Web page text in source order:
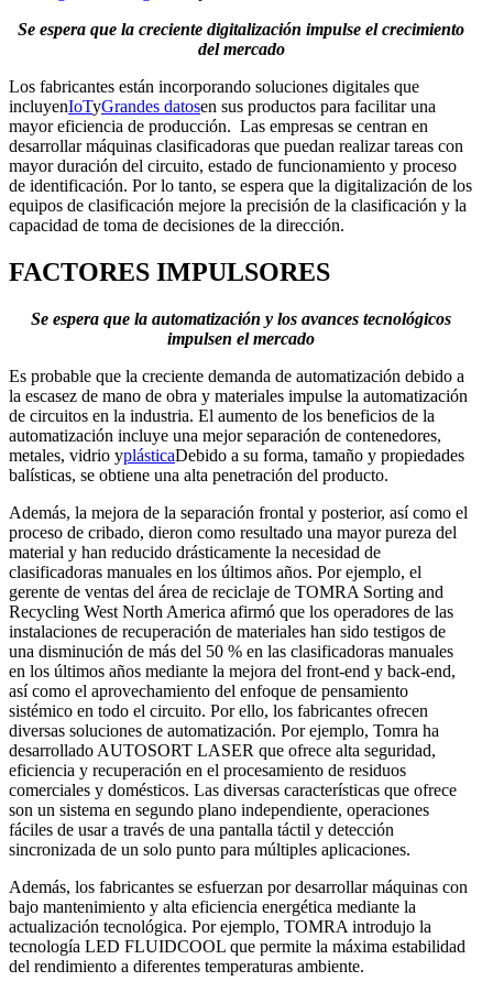
Se espera que la creciente digitalización impulse el crecimiento
del mercado
Los fabricantes están incorporando soluciones digitales que
incluyenIoTyGrandes datosen sus productos para facilitar una
mayor eficiencia de producción. Las empresas se centran en
desarrollar máquinas clasificadoras que puedan realizar tareas con
mayor duración del circuito, estado de funcionamiento y proceso
de identificación. Por lo tanto, se espera que la digitalización de los
equipos de clasificación mejore la precisión de la clasificación y la
capacidad de toma de decisiones de la dirección.
FACTORES IMPULSORES
Se espera que la automatización y los avances tecnológicos
impulsen el mercado
Es probable que la creciente demanda de automatización debido a
la escasez de mano de obra y materiales impulse la automatización
de circuitos en la industria. El aumento de los beneficios de la
automatización incluye una mejor separación de contenedores,
metales, vidrio yplásticaDebido a su forma, tamaño y propiedades
balísticas, se obtiene una alta penetración del producto.
Además, la mejora de la separación frontal y posterior, así como el
proceso de cribado, dieron como resultado una mayor pureza del
material y han reducido drásticamente la necesidad de
clasificadoras manuales en los últimos años. Por ejemplo, el
gerente de ventas del área de reciclaje de TOMRA Sorting and
Recycling West North America afirmó que los operadores de las
instalaciones de recuperación de materiales han sido testigos de
una disminución de más del 50 % en las clasificadoras manuales
en los últimos años mediante la mejora del front-end y back-end,
así como el aprovechamiento del enfoque de pensamiento
sistémico en todo el circuito. Por ello, los fabricantes ofrecen
diversas soluciones de automatización. Por ejemplo, Tomra ha
desarrollado AUTOSORT LASER que ofrece alta seguridad,
eficiencia y recuperación en el procesamiento de residuos
comerciales y domésticos. Las diversas características que ofrece
son un sistema en segundo plano independiente, operaciones
fáciles de usar a través de una pantalla táctil y detección
sincronizada de un solo punto para múltiples aplicaciones.
Además, los fabricantes se esfuerzan por desarrollar máquinas con
bajo mantenimiento y alta eficiencia energética mediante la
actualización tecnológica. Por ejemplo, TOMRA introdujo la
tecnología LED FLUIDCOOL que permite la máxima estabilidad
del rendimiento a diferentes temperaturas ambiente.